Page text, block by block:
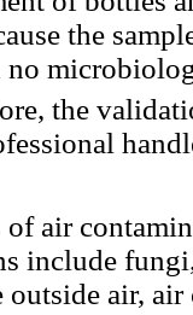
the
no
the
air
include
outside air,